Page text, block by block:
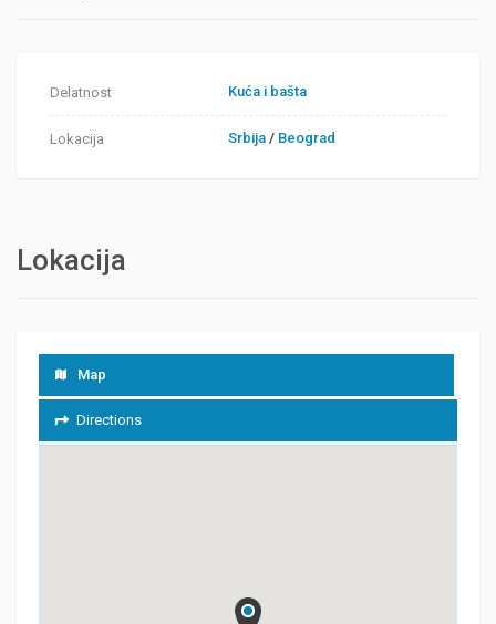
Delatnost Kuća i bašta
Lokacija Srbija / Beograd
Lokacija
Map
Directions